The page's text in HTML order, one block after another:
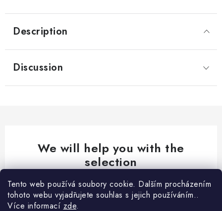
Tento web používá soubory cookie. Dalším procházením
tohoto webu vyjadřujete souhlas s jejich používáním..
Více informací zde.
Description
Discussion
We will help you with the
selection
Do you need advice on something? We are here for you!
export@ fikar.cz